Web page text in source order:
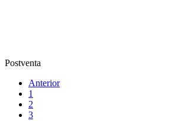
Postventa
Anterior
1
2
3